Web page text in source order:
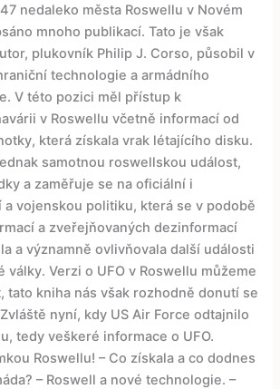
nedaleko města Roswellu v Novém
mnoho publikací. Tato je však
plukovník Philip J. Corso, působil v
technologie a armádního
V této pozici měl přístup k
v Roswellu včetně informací od
která získala vrak létajícího disku.
samotnou roswellskou událost,
a zaměřuje se na oficiální i
a vojenskou politiku, která se v podobě
a zveřejňovaných dezinformací
a významně ovlivňovala další události
války. Verzi o UFO v Roswellu můžeme
tato kniha nás však rozhodně donutí se
nyní, kdy US Air Force odtajnilo
tedy veškeré informace o UFO.
Roswellu! – Co získala a co dodnes
– Roswell a nové technologie. –